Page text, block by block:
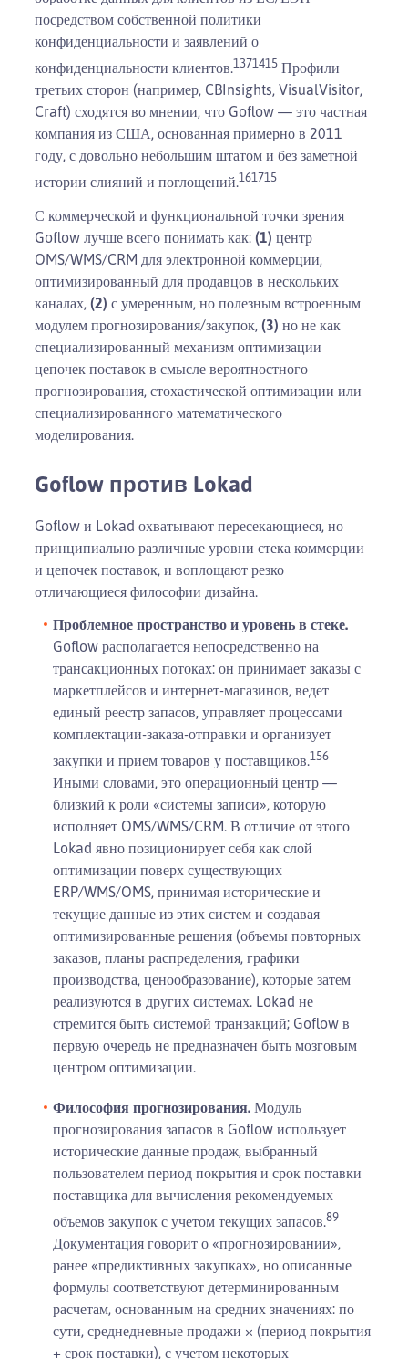
посредством собственной политики
конфиденциальности и заявлений о
конфиденциальности клиентов.1371415 Профили
третьих сторон (например, CBInsights, VisualVisitor,
Craft) сходятся во мнении, что Goflow — это частная
компания из США, основанная примерно в 2011
году, с довольно небольшим штатом и без заметной
истории слияний и поглощений.161715
С коммерческой и функциональной точки зрения
Goflow лучше всего понимать как: (1) центр
OMS/WMS/CRM для электронной коммерции,
оптимизированный для продавцов в нескольких
каналах, (2) с умеренным, но полезным встроенным
модулем прогнозирования/закупок, (3) но не как
специализированный механизм оптимизации
цепочек поставок в смысле вероятностного
прогнозирования, стохастической оптимизации или
специализированного математического
моделирования.
Goflow против Lokad
Goflow и Lokad охватывают пересекающиеся, но
принципиально различные уровни стека коммерции
и цепочек поставок, и воплощают резко
отличающиеся философии дизайна.
Проблемное пространство и уровень в стеке.
Goflow располагается непосредственно на
трансакционных потоках: он принимает заказы с
маркетплейсов и интернет-магазинов, ведет
единый реестр запасов, управляет процессами
комплектации-заказа-отправки и организует
закупки и прием товаров у поставщиков.156
Иными словами, это операционный центр —
близкий к роли «системы записи», которую
исполняет OMS/WMS/CRM. В отличие от этого
Lokad явно позиционирует себя как слой
оптимизации поверх существующих
ERP/WMS/OMS, принимая исторические и
текущие данные из этих систем и создавая
оптимизированные решения (объемы повторных
заказов, планы распределения, графики
производства, ценообразование), которые затем
реализуются в других системах. Lokad не
стремится быть системой транзакций; Goflow в
первую очередь не предназначен быть мозговым
центром оптимизации.
Философия прогнозирования. Модуль
прогнозирования запасов в Goflow использует
исторические данные продаж, выбранный
пользователем период покрытия и срок поставки
поставщика для вычисления рекомендуемых
объемов закупок с учетом текущих запасов.89
Документация говорит о «прогнозировании»,
ранее «предиктивных закупках», но описанные
формулы соответствуют детерминированным
расчетам, основанным на средних значениях: по
сути, среднедневные продажи × (период покрытия
+ срок поставки), с учетом некоторых